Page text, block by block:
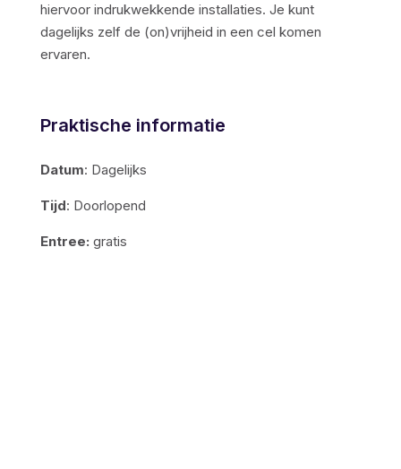
hiervoor indrukwekkende installaties. Je kunt
dagelijks zelf de (on)vrijheid in een cel komen
ervaren.
Praktische informatie
Datum: Dagelijks
Tijd: Doorlopend
Entree: gratis